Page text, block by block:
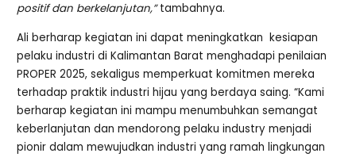
positif dan berkelanjutan,”tambahnya.
Ali berharap kegiatan ini dapat meningkatkan kesiapan
pelaku industri di Kalimantan Barat menghadapi penilaian
PROPER 2025, sekaligus memperkuat komitmen mereka
terhadap praktik industri hijau yang berdaya saing. “Kami
berharap kegiatan ini mampu menumbuhkan semangat
keberlanjutan dan mendorong pelaku industry menjadi
pionir dalam mewujudkan industri yang ramah lingkungan